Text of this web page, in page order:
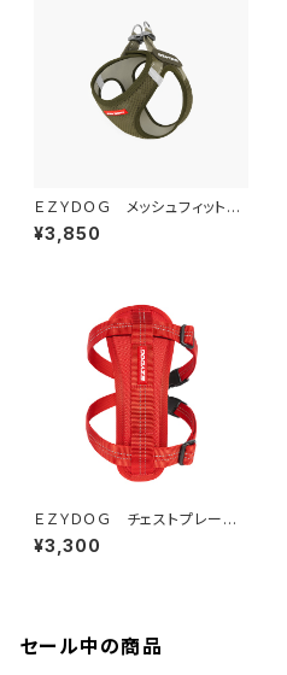
ＥＺＹＤＯＧ メッシュフィットハ
ーネス S (全4色)
¥3,850
ＥＺＹＤＯＧ チェストプレート
ハーネス XS(全3色)
¥3,300
セール中の商品